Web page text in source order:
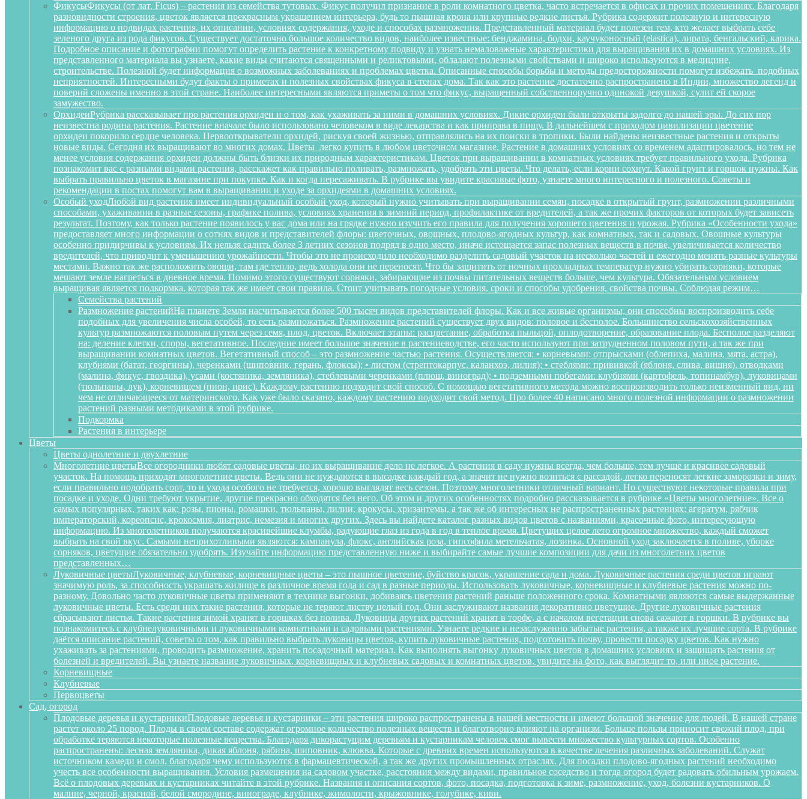
ФикусыФикусы (от лат. Ficus) – растения из семейства тутовых. Фикус получил признание в роли комнатного цветка, часто встречается в офисах и прочих помещениях. Благодаря
разновидности строения, цветок является прекрасным украшением интерьера, будь то пышная крона или крупные редкие листья. Рубрика содержит полезную и интересную
информацию о подвидах растения, их описании, условиях содержания, уходе и способах размножения. Представленный материал будет полезен тем, кто желает выбрать себе
зеленого друга из рода фикусов. Существует достаточно большое количество видов, наиболее известные: бенджамина, бодхи, каучуконосный (elastica), лирата, бенгальский, карика.
Подробное описание и фотографии помогут определить растение к конкретному подвиду и узнать немаловажные характеристики для выращивания их в домашних условиях. Из
представленного материала вы узнаете, какие виды считаются священными и реликтовыми, обладают полезными свойствами и широко используются в медицине,
строительстве. Полезной будет информация о возможных заболеваниях и проблемах цветка. Описанные способы борьбы и методы предосторожности помогут избежать подобных
неприятностей. Интересными будут факты о приметах и полезных свойствах фикуса в стенах дома. Так как это растение достаточно распространено в Индии, множество легенд и
поверий сложены именно в этой стране. Наиболее интересными являются приметы о том что фикус, выращенный собственноручно одинокой девушкой, сулит ей скорое
замужество.
ОрхидеиРубрика рассказывает про растения орхидеи и о том, как ухаживать за ними в домашних условиях. Дикие орхидеи были открыты задолго до нашей эры. До сих пор
неизвестна родина растения. Растение вначале было использовано человеком в виде лекарства и как приправа в пищу. В дальнейшем с приходом цивилизации цветение
орхидеи покорило сердце человека. Первооткрыватели орхидей, рискуя своей жизнью, отправлялись на их поиски в тропики. Были найдены неизвестные растения и открыты
новые виды. Сегодня их выращивают во многих домах. Цветы легко купить в любом цветочном магазине. Растение в домашних условиях со временем адаптировалось, но тем не
менее условия содержания орхидеи должны быть близки их природным характеристикам. Цветок при выращивании в комнатных условиях требует правильного ухода. Рубрика
познакомит вас с разными видами растения, расскажет как правильно поливать, размножать, удобрять эти цветы. Что делать, если корни сохнут. Какой грунт и горшок нужны. Как
выбрать правильно цветок в магазине при покупке. Как и когда пересаживать. В рубрике вы увидите красивые фото, узнаете много интересного и полезного. Советы и
рекомендации в постах помогут вам в выращивании и уходе за орхидеями в домашних условиях.
Особый уходЛюбой вид растения имеет индивидуальный особый уход, который нужно учитывать при выращивании семян, посадке в открытый грунт, размножении различными
способами, ухаживании в разные сезоны, графике полива, условиях хранения в зимний период, профилактике от вредителей, а так же прочих факторов от которых будет зависеть
результат. Поэтому, как только растение появилось у вас дома или на грядке нужно изучить его правила для получения хорошего цветения и урожая. Рубрика «Особенности ухода»
предоставляет много информации о сотнях видов и представителей флоры: цветочных, овощных, плодово-ягодных культур, как комнатных, так и садовых. Овощные культуры
особенно придирчивы к условиям. Их нельзя садить более 3 летних сезонов подряд в одно место, иначе истощается запас полезных веществ в почве, увеличивается количество
вредителей, что приводит к уменьшению урожайности. Чтобы это не происходило необходимо разделить садовый участок на несколько частей и ежегодно менять разные культуры
местами. Важно так же расположить овощи, там где тепло, ведь холода они не переносят. Что бы защитить от ночных прохладных температур нужно убирать сорняки, которые
мешают земле нагреться в дневное время. Помимо этого существуют сорняки, забирающие из почвы питательных веществ больше, чем культура. Обязательным условием
выращивая является подкормка, которая так же имеет свои правила. Стоит учитывать погодные условия, сроки и способы удобрения, свойства почвы. Соблюдая режим…
Семейства растений
Размножение растенийНа планете Земля насчитывается более 500 тысяч видов представителей флоры. Как и все живые организмы, они способны воспроизводить себе
подобных для увеличения числа особей, то есть размножаться. Размножение растений существует двух видов: половое и бесполое. Большинство сельскохозяйственных
культур размножаются половым путем через семя, плод, цветок. Включает этапы: расцветание, обработка пыльцой, оплодотворение, образование плода. Бесполое разделяют
на: деление клетки, споры, вегетативное. Последние имеет большое значение в растениеводстве, его часто используют при затрудненном половом пути, а так же при
выращивании комнатных цветов. Вегетативный способ – это размножение частью растения. Осуществляется: • корневыми: отпрысками (облепиха, малина, мята, астра),
клубнями (батат, георгины), черенками (шиповник, герань, флоксы); • листом (стрептокарпус, каланхоэ, лилия); • стеблями: прививкой (яблоня, слива, вишня), отводками
(малина, фикус, гвоздика), усами (костяника, земляника), стеблевыми черенками (плющ, виноград); • подземными побегами: клубнями (картофель, топинамбур), луковицами
(тюльпаны, лук), корневищем (пион, ирис). Каждому растению подходит свой способ. С помощью вегетативного метода можно воспроизводить только неизменный вид, ни
чем не отличающееся от материнского. Как уже было сказано, каждому растению подходит свой метод. Про более 40 написано много полезной информации о размножении
растений разными методиками в этой рубрике.
Подкормка
Растения в интерьере
Цветы
Цветы однолетние и двухлетние
Многолетние цветыВсе огородники любят садовые цветы, но их выращивание дело не легкое. А растения в саду нужны всегда, чем больше, тем лучше и красивее садовый
участок. На помощь приходят многолетние цветы. Ведь они не нуждаются в высадке каждый год, а значит не нужно возиться с рассадой, легко переносят легкие заморозки и зиму,
если правильно подобрать сорт, то и ухода особого не требуется, хорошо выглядят весь сезон. Поэтому многолетники отличный вариант. Но существуют некоторые правила при
посадке и уходе. Одни требуют укрытие, другие прекрасно обходятся без него. Об этом и других особенностях подробно рассказывается в рубрике «Цветы многолетние». Все о
самых популярных, таких как: розы, пионы, ромашки, тюльпаны, лилии, крокусы, хризантемы, а так же об интересных не распространенных растениях: агератум, рябчик
императорский, кореопсис, крокосмия, лиатрис, немезия и многих других. Здесь вы найдете каталог разных видов цветов с названиями, красочные фото, интересующую
информацию. Из многолетников получаются красивейшие клумбы, радующие глаз из года в год в теплое время. Цветущих целое лето огромное множество, каждый сможет
выбрать на свой вкус. Самыми неприхотливыми являются: кампанула, флокс, английская роза, гипсофила метельчатая, лозинка. Основной уход заключается в поливе, уборке
сорняков, цветущие обязательно удобрять. Изучайте информацию представленную ниже и выбирайте самые лучшие композиции для дачи из многолетних цветов
представленных…
Луковичные цветыЛуковичные, клубневые, корневищные цветы – это пышное цветение, буйство красок, украшение сада и дома. Луковичные растения среди цветов играют
значимую роль, за способность украшать жилище в различное время года и сад в разные периоды. Использовать луковичные, корневищные и клубневые растения можно по-
разному. Довольно часто луковичные цветы применяют в технике выгонки, добиваясь цветения растений раньше положенного срока. Комнатными являются самые выдержанные
луковичные цветы. Есть среди них такие растения, которые не теряют листву целый год. Они заслуживают названия декоративно цветущие. Другие луковичные растения
сбрасывают листья. Такие растения зимой хранят в горшках без полива. Луковицы других растений хранят в торфе, а с началом вегетации снова сажают в горшки. В рубрике вы
познакомитесь с клубнелуковичными и луковичными комнатными и садовыми растениями. Узнаете редкие и незаслуженно забытые растения, а также их лучшие сорта. В рубрике
даётся описание растений, советы о том, как правильно выбрать луковицы цветов, купить луковичные растения, подготовить почву, провести посадку цветов. Как нужно
ухаживать за растениями, проводить размножение, хранить посадочный материал. Как выполнять выгонку луковичных цветов в домашних условиях и защищать растения от
болезней и вредителей. Вы узнаете название луковичных, корневищных и клубневых садовых и комнатных цветов, увидите на фото, как выглядит то, или иное растение.
Корневищные
Клубневые
Первоцветы
Сад, огород
Плодовые деревья и кустарникиПлодовые деревья и кустарники – эти растения широко распространены в нашей местности и имеют большой значение для людей. В нашей стране
растет около 25 пород. Плоды в своем составе содержат огромное количество полезных веществ и благотворно влияют на организм. Больше пользы приносит свежий плод, при
обработке теряются некоторые полезные вещества. Благодаря дикорастущим деревьям и кустарникам человек смог вывести множество культурных сортов. Особенно
распространены: лесная земляника, дикая яблоня, рябина, шиповник, клюква. Которые с древних времен используются в качестве лечения различных заболеваний. Служат
источником камеди и смол, благодаря чему используются в фармацевтической, а так же других промышленных отраслях. Для посадки плодово-ягодных растений необходимо
учесть все особенности выращивания. Условия размещения на садовом участке, расстояния между видами, правильное соседство и тогда огород будет радовать обильным урожаем.
Всё о плодовых деревьях и кустарниках читайте в этой рубрике. Названия и описания сортов, фото, посадка, подготовка к зиме, размножение, уход, болезни кустарников. О
малине, черной, красной, белой смородине, винограде, клубнике, жимолости, крыжовнике, голубике, киви.